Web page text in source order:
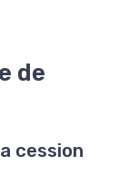
de
cession